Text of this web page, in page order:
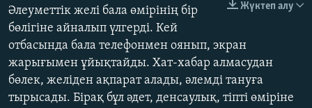
Auto 240p
720p 1080p
480p
720p
1080p
Жүктеп алу
Әлеуметтік желі бала өмірінің бір
бөлігіне айналып үлгерді. Кей
отбасында бала телефонмен оянып, экран
жарығымен ұйықтайды. Хат-хабар алмасудан
бөлек, желіден ақпарат алады, әлемді тануға
тырысады. Бірақ бұл әдет, денсаулық, тіпті өміріне